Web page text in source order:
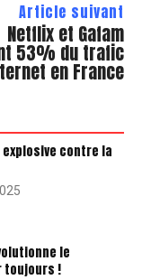
Article suivant
Netflix et Gafam
53% du trafic
en France
contre la
le
toujours !